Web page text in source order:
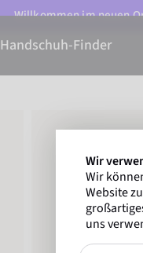
Willkommen im neuen
Handschuh-Finder
Wir
Wir
Website
uns